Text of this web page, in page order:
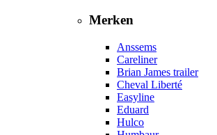
Merken
Anssems
Careliner
Brian James trailer
Cheval Liberté
Easyline
Eduard
Hulco